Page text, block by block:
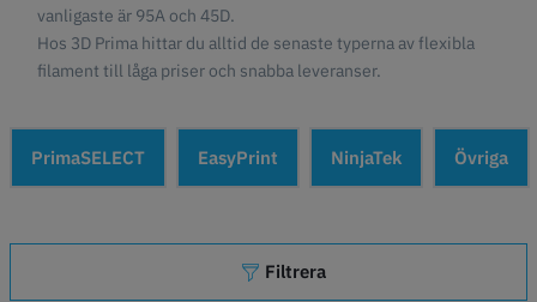
vanligaste är 95A och 45D.
Hos 3D Prima hittar du alltid de senaste typerna av flexibla
filament till låga priser och snabba leveranser.
PrimaSELECT EasyPrint NinjaTek Övriga
Filtrera